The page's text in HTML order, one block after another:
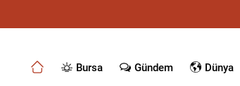
Bursa Gündem Dünya